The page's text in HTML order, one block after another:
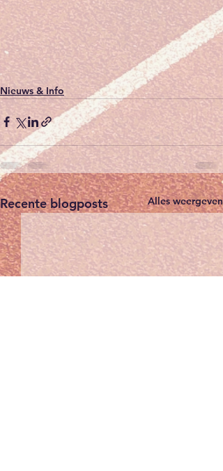
Nieuws & Info
Recente blogposts Alles weergeven